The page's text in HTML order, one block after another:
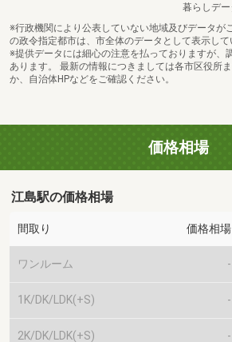
暮らしデー
※行政機関により公表していない地域及びデータが
の政令指定都市は、市全体のデータとして表示して
※提供データには細心の注意を払っておりますが、
あります。 最新の情報につきましては各市区役所
か、自治体HPなどをご確認ください。
価格相場
江島駅の価格相場
間取り 価格相場
ワンルーム -
1K/DK/LDK(+S) -
2K/DK/LDK(+S) -